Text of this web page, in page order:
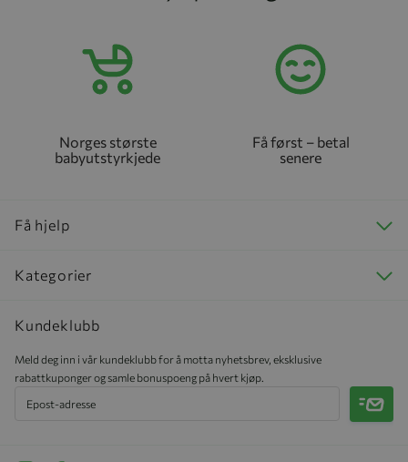
Norges største
babyutstyrkjede
Få først – betal
senere
Få hjelp
Kategorier
Kundeklubb
Meld deg inn i vår kundeklubb for å motta nyhetsbrev, eksklusive
rabattkuponger og samle bonuspoeng på hvert kjøp.
Meld